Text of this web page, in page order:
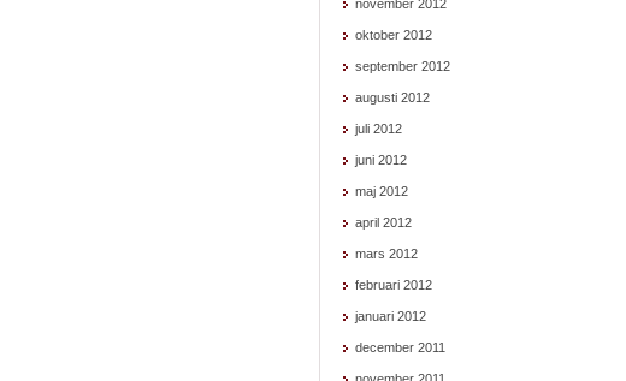
november 2012
oktober 2012
september 2012
augusti 2012
juli 2012
juni 2012
maj 2012
april 2012
mars 2012
februari 2012
januari 2012
december 2011
november 2011